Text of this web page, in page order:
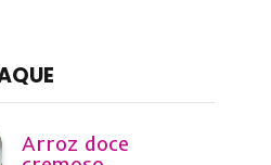
Arroz doce